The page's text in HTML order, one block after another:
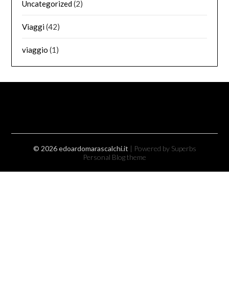
Uncategorized(2)
Viaggi(42)
viaggio (1)
© 2026 edoardomarascalchi.it | Powered by Superbs
Personal Blog theme